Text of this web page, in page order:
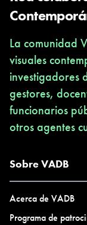
La comunidad
visuales
investigadores
gestores,
funcionarios
otros agentes
Sobre VADB
Acerca de VADB
Programa de